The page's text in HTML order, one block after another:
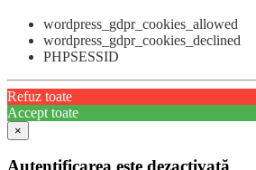
wordpress_gdpr_cookies_allowed
wordpress_gdpr_cookies_declined
PHPSESSID
Refuz toate
Accept toate
×